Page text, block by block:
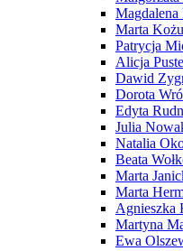
Marta
Patrycja
Alicja
Dawid
Dorota
Edyta
Julia
Natalia
Beata
Marta
Marta
Agnieszka
Martyna
Ewa